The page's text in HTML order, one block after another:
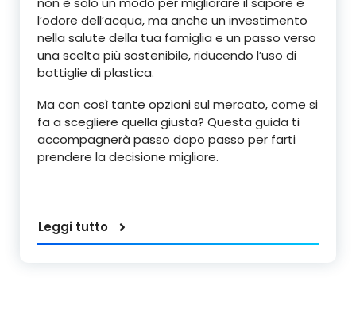
l’odore dell’acqua, ma anche un investimento
nella salute della tua famiglia e un passo verso
una scelta più sostenibile, riducendo l’uso di
bottiglie di plastica.
Ma con così tante opzioni sul mercato, come si
fa a scegliere quella giusta? Questa guida ti
accompagnerà passo dopo passo per farti
prendere la decisione migliore.
Leggi tutto